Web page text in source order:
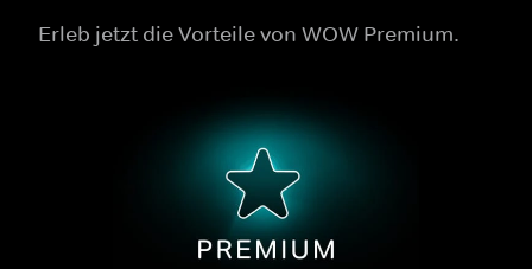
Erleb jetzt die Vorteile von WOW Premium.